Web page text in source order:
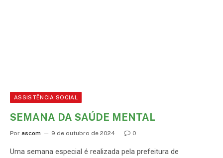
ASSISTÊNCIA SOCIAL
SEMANA DA SAÚDE MENTAL
Por ascom 9 de outubro de 2024 0
Uma semana especial é realizada pela prefeitura de